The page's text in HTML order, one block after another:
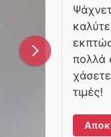
πολλά
τιμές!